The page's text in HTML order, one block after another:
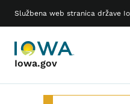
Službena web stranica države
Iowa.gov
Main navigation